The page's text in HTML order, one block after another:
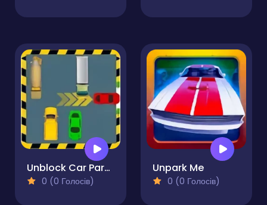
Unblock Car Parking
0 (0 Голосів)
Unpark Me
0 (0 Голосів)